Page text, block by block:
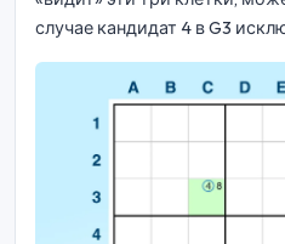
случае кандидат 4 в G3